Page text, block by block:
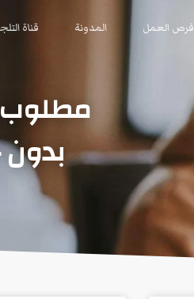
فرص العمل المدونة قناة